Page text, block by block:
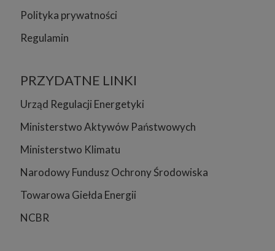
Polityka prywatności
Regulamin
PRZYDATNE LINKI
Urząd Regulacji Energetyki
Ministerstwo Aktywów Państwowych
Ministerstwo Klimatu
Narodowy Fundusz Ochrony Środowiska
Towarowa Giełda Energii
NCBR